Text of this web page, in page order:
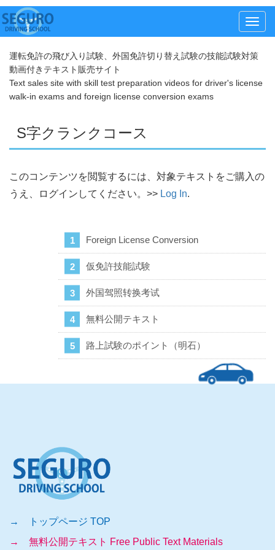
メ
ュ
運転免許の飛び入り試験、外国免許切り替え試験の技能試験対策
動画付きテキスト販売サイト
Text sales site with skill test preparation videos for driver's license
walk-in exams and foreign license conversion exams
Foreign License Conversion
仮免許技能試験
外国驾照转换考试
無料公開テキスト
路上試験のポイント（明石）
S字クランクコース
このコンテンツを閲覧するには、対象テキストをご購入の
うえ、ログインしてください。>> Log In.
→ トップページ TOP
→ 無料公開テキスト Free Public Text Materials